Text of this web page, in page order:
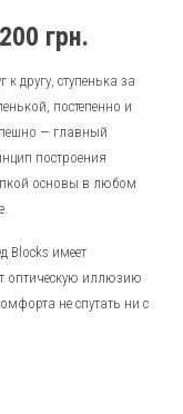
грн.
к другу, ступенька за
постепенно и
— главный
построения
основы в любом
Blocks имеет
оптическую иллюзию
не спутать ни с